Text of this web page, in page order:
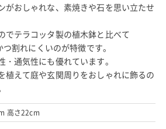
がおしゃれな、素焼きや石を思い立たせ
でテラコッタ製の植木鉢と比べて
割れにくいのが特徴です。
・通気性にも優れています。
植えて庭や玄関周りをおしゃれに飾るの
高さ22cm